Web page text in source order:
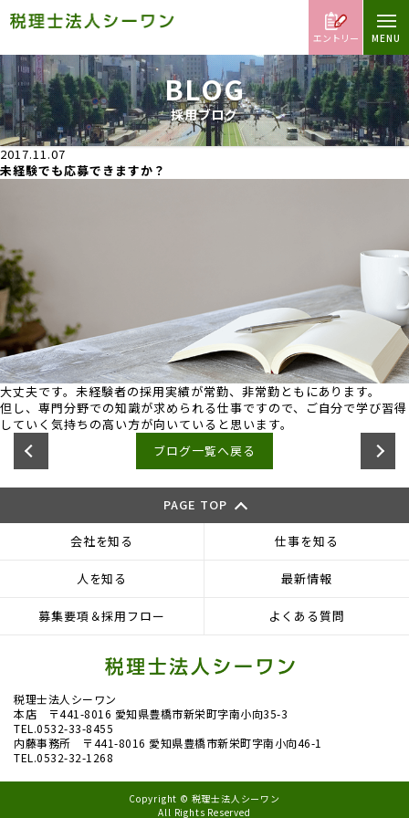
エントリー
BLOG
採用ブログ
2017.11.07
未経験でも応募できますか？
大丈夫です。未経験者の採用実績が常勤、非常勤ともにあります。
但し、専門分野での知識が求められる仕事ですので、ご自分で学び習得
していく気持ちの高い方が向いていると思います。
ブログ一覧へ戻る
PAGE TOP
会社を知る 仕事を知る
人を知る 最新情報
募集要項＆採用フロー よくある質問
税理士法人シーワン
本店 〒441-8016 愛知県豊橋市新栄町字南小向35-3
TEL.0532-33-8455
内藤事務所 〒441-8016 愛知県豊橋市新栄町字南小向46-1
TEL.0532-32-1268
Copyright © 税理士法人シーワン
All Rights Reserved